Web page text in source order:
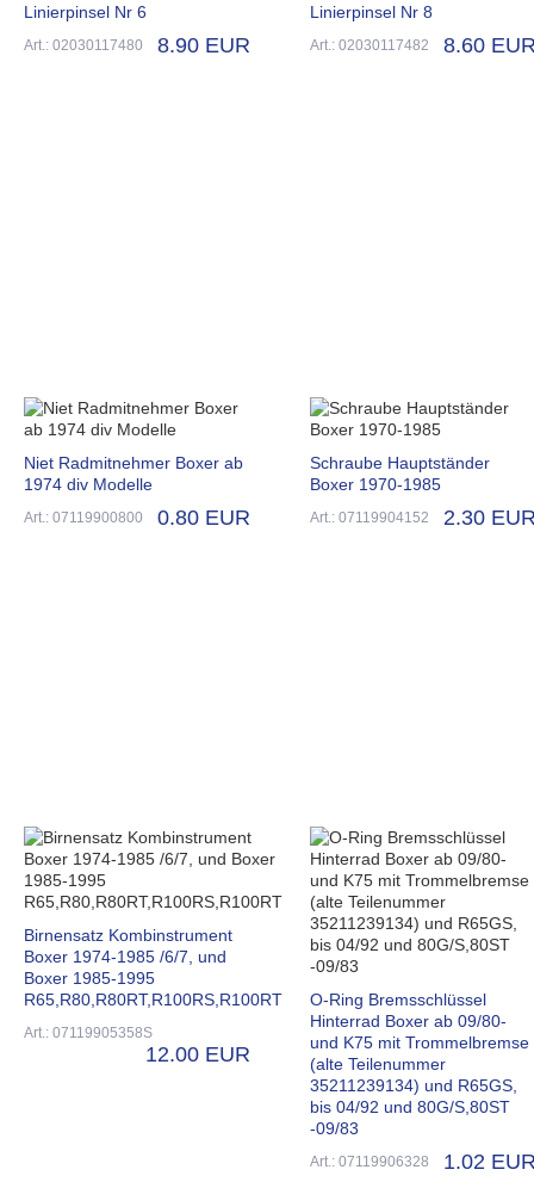
Linierpinsel Nr 6
Art.: 02030117480 8.90 EUR
Linierpinsel Nr 8
Art.: 02030117482 8.60
Niet Radmitnehmer Boxer ab
1974 div Modelle
Art.: 07119900800 0.80 EUR
Schraube Hauptständer
Boxer 1970-1985
Art.: 07119904152 2.30
Birnensatz Kombinstrument
Boxer 1974-1985 /6/7, und
Boxer 1985-1995
R65,R80,R80RT,R100RS,R100RT
Art.: 07119905358S
12.00 EUR
O-Ring Bremsschlüssel
Hinterrad Boxer ab 09/80-
und K75 mit Trommelbremse
(alte Teilenummer
35211239134) und R65GS,
bis 04/92 und 80G/S,80ST
-09/83
Art.: 07119906328 1.02